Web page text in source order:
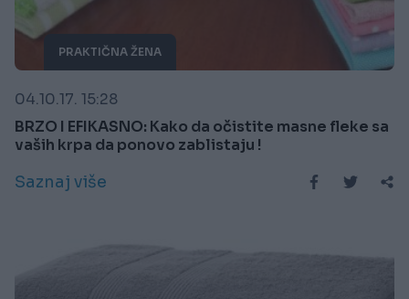
PRAKTIČNA ŽENA
04.10.17. 15:28
BRZO I EFIKASNO: Kako da očistite masne fleke sa
vaših krpa da ponovo zablistaju !
Saznaj više